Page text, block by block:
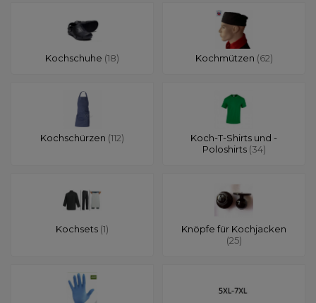
Kochschuhe (18) Kochmützen (62)
Kochschürzen (112)
Koch-T-Shirts und -
Poloshirts (34)
Kochsets (1)
Knöpfe für Kochjacken
(25)